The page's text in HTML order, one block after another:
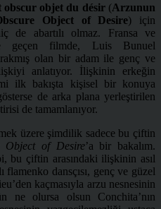
obscur objet du désir(Arzunun
Object of Desire) için
de abartılı olmaz. Fransa ve
geçen filmde, Luis Bunuel
olan bir adam ile genç ve
anlatıyor. İlişkinin erkeğin
ilk bakışta kişisel bir konuya
de arka plana yerleştirilen
de tamamlanıyor.
üzere şimdilik sadece bu çiftin
Object of Desire’a bir bakalım.
bu çiftin arasındaki ilişkinin asıl
dansçısı, genç ve güzel
kaçmasıyla arzu nesnesinin
ne olursa olsun Conchita’nın